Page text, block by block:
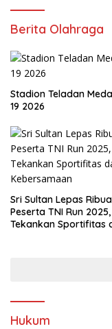
Berita Olahraga
Stadion Teladan
19 2026
Sri Sultan Lepas
Peserta TNI Run 2025,
Tekankan Sportifitas
Hukum